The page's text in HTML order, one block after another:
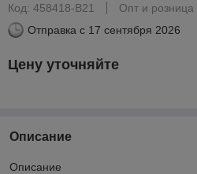
Код: 458418-B21
Опт и розница
Отправка с 17 сентября 2026
Цену уточняйте
Описание
Описание